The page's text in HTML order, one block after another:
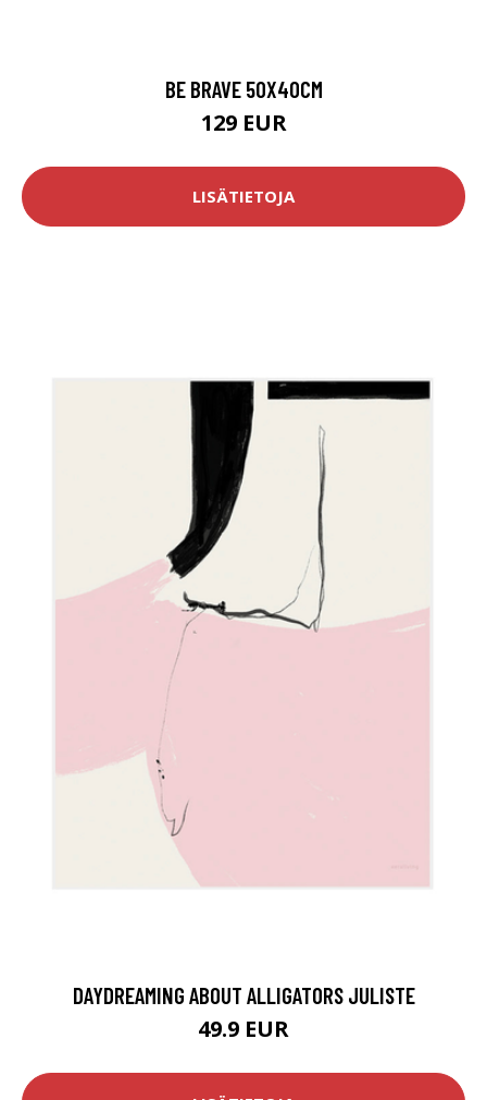
BE BRAVE 50X40CM
129 EUR
LISÄTIETOJA
DAYDREAMING ABOUT ALLIGATORS JULISTE
49.9 EUR